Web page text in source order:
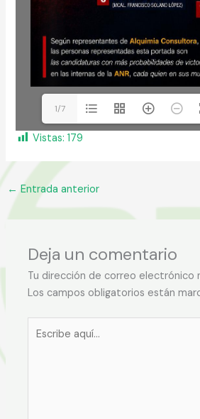
1/7
Vistas: 179
← Entrada anterior
Deja un comentario
Tu dirección de correo electrónico
Los campos obligatorios están
aquí...